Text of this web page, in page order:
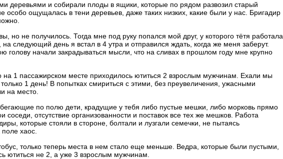
деревьями и собирали плоды в ящики, которые по рядом развозил старый
ощущалась в тени деревьев, даже таких низких, какие были у нас. Бригадир
но не получилось. Тогда мне под руку попался мой друг, у которого тётя работала
следующий день я встал в 4 утра и отправился ждать, когда же меня заберут.
голову начали закрадываться мысли, что на сливах в прошлом году мне крупно
1 пассажирском месте приходилось ютиться 2 взрослым мужчинам. Ехали мы
1 день! В попытках смириться с этими, без преувеличения, ужасными
на место.
по полю дети, крадущие у тебя либо пустые мешки, либо морковь прямо
соседи, отсутствие организованности и поставок все тех же мешков. Работа
которые стояли в стороне, болтали и лузгали семечки, не пытаясь
хаос.
только теперь места в нем стало еще меньше. Ведра, которые были пустыми,
ютиться не 2, а уже 3 взрослым мужчинам.